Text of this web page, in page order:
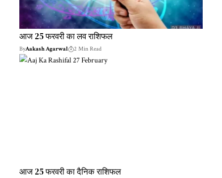
आज 25 फरवरी का लव राशिफल
ByAakash Agarwal 2 Min Read
आज 25 फरवरी का दैनिक राशिफल